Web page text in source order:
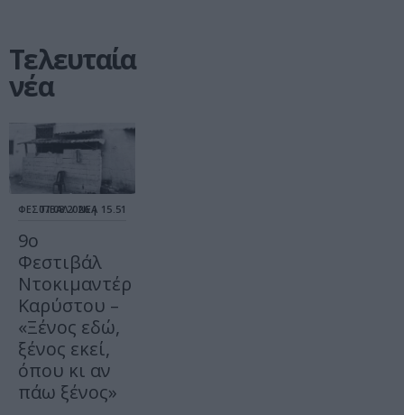
Τελευταία
νέα
ΦΕΣΤΙΒΑΛ / ΝΕΑ
07.08.2026 | 15.51
9ο
Φεστιβάλ
Ντοκιμαντέρ
Καρύστου –
«Ξένος εδώ,
ξένος εκεί,
όπου κι αν
πάω ξένος»